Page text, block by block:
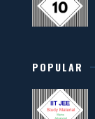
POPULAR